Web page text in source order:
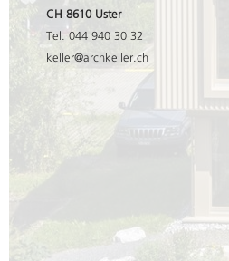
CH 8610 Uster
Tel. 044 940 30 32
keller@archkeller.ch